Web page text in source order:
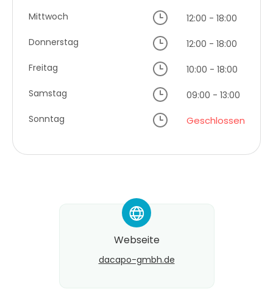
Mittwoch
12:00 - 18:00
Donnerstag
12:00 - 18:00
Freitag
10:00 - 18:00
Samstag
09:00 - 13:00
Sonntag
Geschlossen
*
Webseite
dacapo-gmbh.de